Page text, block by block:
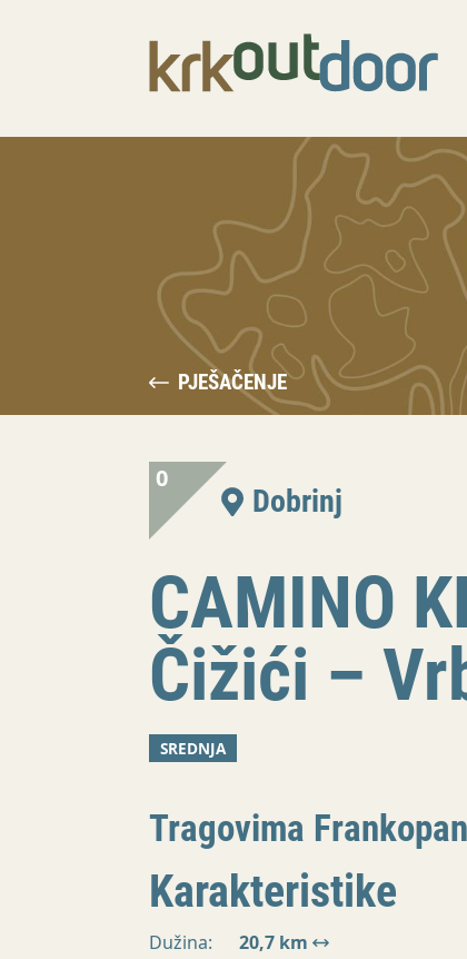
PJEŠAČENJE
0
Dobrinj
CAMINO
Čižići –
SREDNJA
Tragovima
Karakteristike
Dužina: 20,7 km